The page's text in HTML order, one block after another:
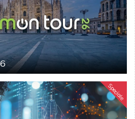
Speciale